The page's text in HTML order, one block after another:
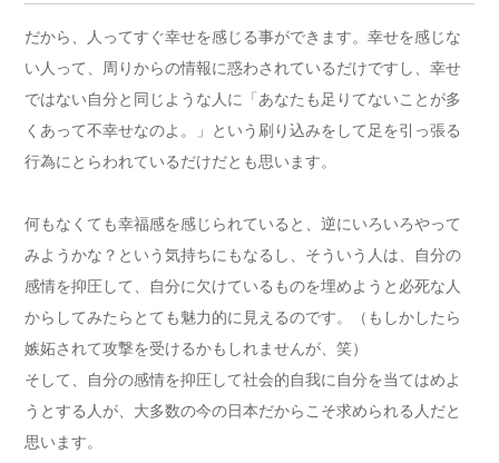
だから、人ってすぐ幸せを感じる事ができます。幸せを感じな
い人って、周りからの情報に惑わされているだけですし、幸せ
ではない自分と同じような人に「あなたも足りてないことが多
くあって不幸せなのよ。」という刷り込みをして足を引っ張る
行為にとらわれているだけだとも思います。
何もなくても幸福感を感じられていると、逆にいろいろやって
みようかな？という気持ちにもなるし、そういう人は、自分の
感情を抑圧して、自分に欠けているものを埋めようと必死な人
からしてみたらとても魅力的に見えるのです。（もしかしたら
嫉妬されて攻撃を受けるかもしれませんが、笑）
そして、自分の感情を抑圧して社会的自我に自分を当てはめよ
うとする人が、大多数の今の日本だからこそ求められる人だと
思います。